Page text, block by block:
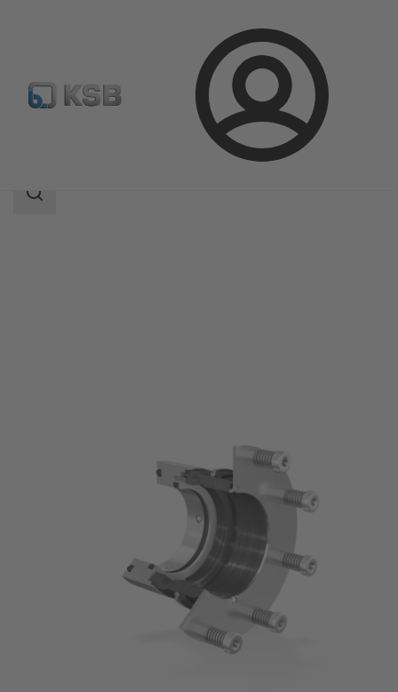
Aanmelding
Productcatalogus 4AP
Zoekgebied